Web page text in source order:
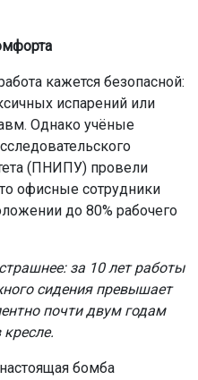
кажется безопасной:
испарений или
Однако учёные
(ПНИПУ) провели
офисные сотрудники
до 80% рабочего
за 10 лет работы
сидения превышает
почти двум годам
бомба